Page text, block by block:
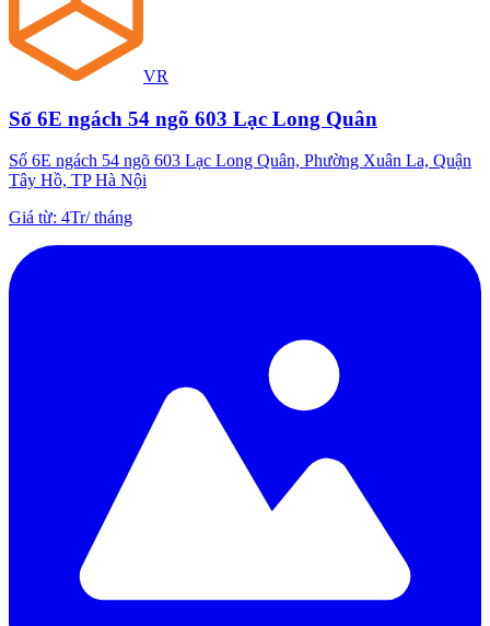
VR
Số 6E ngách 54 ngõ 603 Lạc Long Quân
Số 6E ngách 54 ngõ 603 Lạc Long Quân, Phường Xuân La, Quận
Tây Hồ, TP Hà Nội
Giá từ: 4Tr/tháng